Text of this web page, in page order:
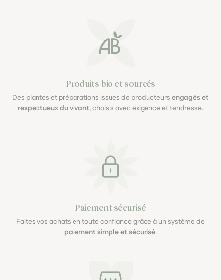
Produits bio et sourcés
Des plantes et préparations issues de producteurs engagés et
respectueux du vivant, choisis avec exigence et tendresse.
Paiement sécurisé
Faites vos achats en toute confiance grâce à un système de
paiement simple et sécurisé.